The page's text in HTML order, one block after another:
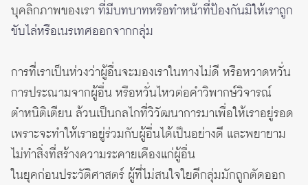
บุคลิกภาพของเรา ที่มีบทบาทหรือทำหน้าที่ป้องกันมิให้เราถูก
ขับไล่หรือเนรเทศออกจากกลุ่ม
การที่เราเป็นห่วงว่าผู้อื่นจะมองเราในทางไม่ดี หรือหวาดหวั่น
การประณามจากผู้อื่น หรือหวั่นไหวต่อคำวิพากษ์วิจารณ์
ตำหนิติเตียน ล้วนเป็นกลไกที่วิวัฒนาการมาเพื่อให้เราอยู่รอด
เพราะจะทำให้เราอยู่ร่วมกับผู้อื่นได้เป็นอย่างดี และพยายาม
ไม่ทำสิ่งที่สร้างความระคายเคืองแก่ผู้อื่น
ในยุคก่อนประวัติศาสตร์ ผู้ที่ไม่สนใจใยดีกลุ่มมักถูกตัดออก